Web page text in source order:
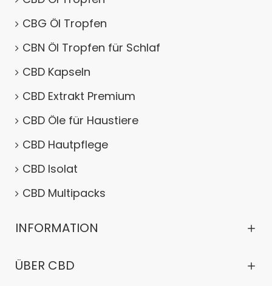
CBG Öl Tropfen
CBN Öl Tropfen für Schlaf
CBD Kapseln
CBD Extrakt Premium
CBD Öle für Haustiere
CBD Hautpflege
CBD Isolat
CBD Multipacks
INFORMATION
ÜBER CBD